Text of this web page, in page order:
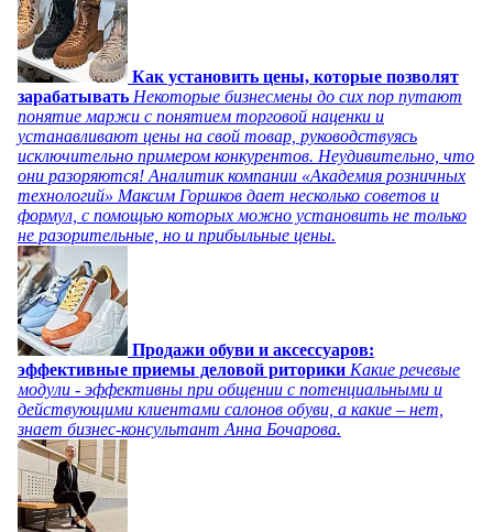
Как установить цены, которые позволят
зарабатывать Некоторые бизнесмены до сих пор путают
понятие маржи с понятием торговой наценки и
устанавливают цены на свой товар, руководствуясь
исключительно примером конкурентов. Неудивительно, что
они разоряются! Аналитик компании «Академия розничных
технологий» Максим Горшков дает несколько советов и
формул, с помощью которых можно установить не только
не разорительные, но и прибыльные цены.
Продажи обуви и аксессуаров:
эффективные приемы деловой риторики Какие речевые
модули - эффективны при общении с потенциальными и
действующими клиентами салонов обуви, а какие – нет,
знает бизнес-консультант Анна Бочарова.